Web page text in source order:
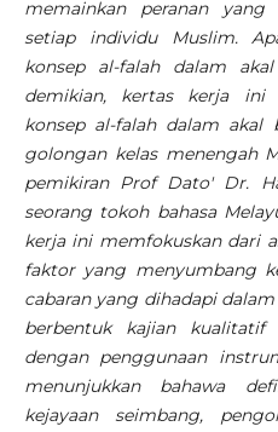
memainkan peranan
setiap individu Muslim.
konsep al-falah dalam
demikian, kertas kerja ini
konsep al-falah dalam akal
golongan kelas menengah
pemikiran Prof Dato' Dr.
seorang tokoh bahasa
kerja ini memfokuskan dari
faktor yang menyumbang
cabaran yang dihadapi
berbentuk kajian
dengan penggunaan
menunjukkan bahawa
kejayaan seimbang,